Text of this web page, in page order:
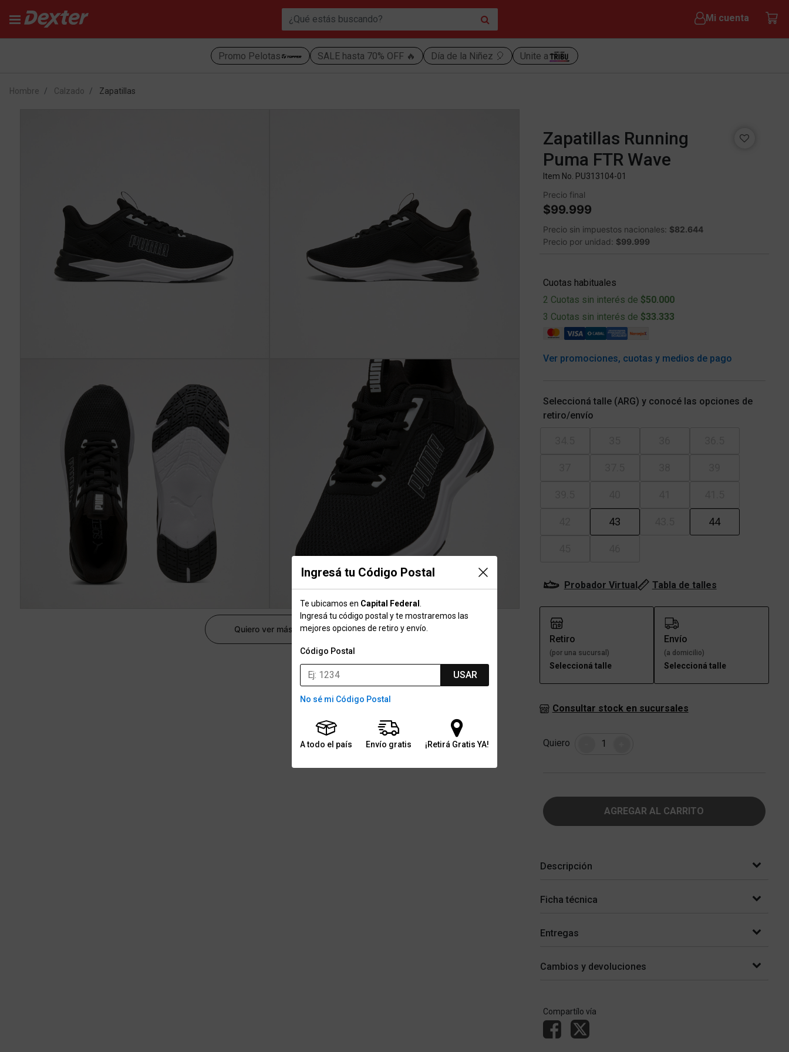
Mi cuenta
Promo Pelotas SALE hasta 70% OFF 🔥 Día de la Niñez 🎈 Unite a
Ingresá tu Código Postal
Te ubicamos en Capital Federal
Ingresá tu código postal y te mostraremos las
mejores opciones de retiro y envío.
Código Postal
USAR
No sé mi Código Postal
A todo el país Envío gratis ¡Retirá Gratis YA!
Hombre Calzado Zapatillas
Quiero ver más
Zapatillas Running
Puma FTR Wave
Item No. PU313104-01
Precio final
$99.999
Precio sin impuestos nacionales: $82.644
Precio por unidad: $99.999
Cuotas habituales
2 Cuotas sin interés de $50.000
3 Cuotas sin interés de $33.333
Ver promociones, cuotas y medios de pago
Seleccioná talle (ARG) y conocé las opciones de
retiro/envío
43 44
Probador Virtual Tabla de talles
Retiro
(por una sucursal)
Seleccioná talle
Envío
(a domicilio)
Seleccioná talle
Consultar stock en sucursales
Quiero Cantidad
AGREGAR AL CARRITO
Descripción
Ficha técnica
Entregas
Cambios y devoluciones
Compartílo vía